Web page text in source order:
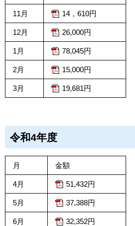
11月 14，610円
12月 26,000円
1月 78,045円
2月 15,000円
3月 19,681円
令和4年度
月 金額
4月 51,432円
5月 37,388円
6月 32,352円